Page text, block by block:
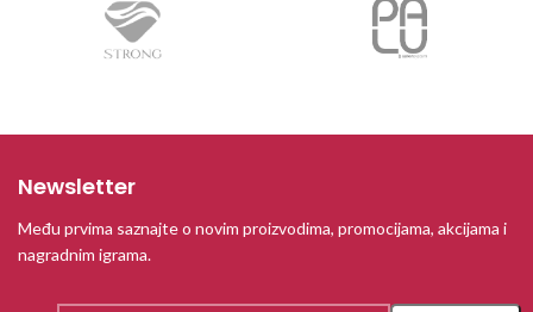
Newsletter
Među prvima saznajte o novim proizvodima, promocijama, akcijama i
nagradnim igrama.